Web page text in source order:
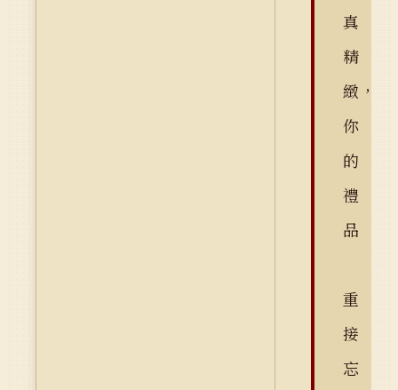
真
精
緻，
你
的
禮
品
重
接
忘